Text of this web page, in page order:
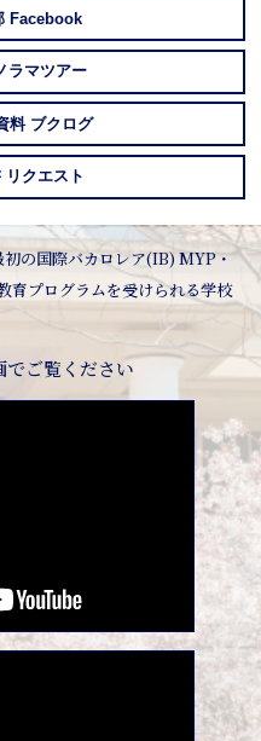
Facebook
ラマツアー
料 ブクログ
リクエスト
の国際バカロレア(IB) MYP・
育プログラムを受けられる学校
ご覧ください